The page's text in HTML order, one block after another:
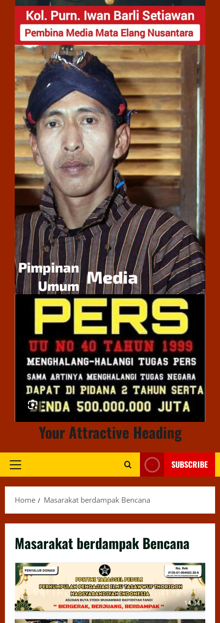
Your Attractive Heading
Primary
SUBSCRIBE
Home Masarakat berdampak Bencana
Masarakat berdampak Bencana